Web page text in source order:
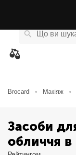
Brocard Макіяж
Засоби
обличчя